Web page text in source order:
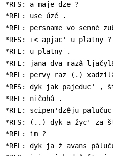
*RFS: a maje dze ?
*RFL: usë úzé .
*RFL: persname vo sënnê
*RFS: +< apjac' u platny ?
*RFL: u platny .
*RFL: jana dva razâ
*RFL: pervy raz (.)
*RFS: dyk jak pajeduc' ,
*RFL: ničohâ .
*RFL: scipen'dzêju
*RFS: (..) dyk a žyc' za
*RFL: im ?
*RFL: dyk ja ž avans